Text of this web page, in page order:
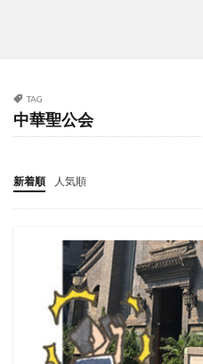
TAG
中華聖公会
新着順 人気順